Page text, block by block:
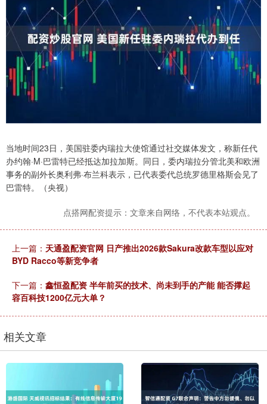
当地时间23日，美国驻委内瑞拉大使馆通过社交媒体发文，称新任代
办约翰·M·巴雷特已经抵达加拉加斯。同日，委内瑞拉分管北美和欧洲
事务的副外长奥利弗·布兰科表示，已代表委代总统罗德里格斯会见了
巴雷特。（央视）
点搭网配资提示：文章来自网络，不代表本站观点。
上一篇： 天通盈配资官网 日产推出2026款Sakura改款车型以应对
BYD Racco等新竞争者
下一篇： 鑫恒盈配资 半年前买的技术、尚未到手的产能 能否撑起
容百科技1200亿元大单？
相关文章